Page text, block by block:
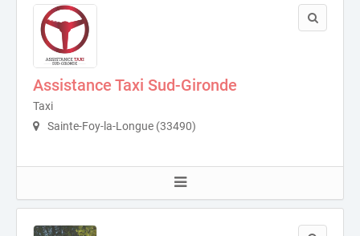
Assistance Taxi Sud-Gironde
Taxi
Sainte-Foy-la-Longue (33490)